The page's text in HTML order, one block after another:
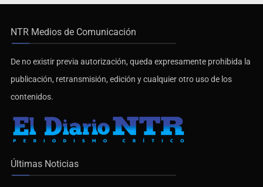
NTR Medios de Comunicación
De no existir previa autorización, queda expresamente prohibida la
publicación, retransmisión, edición y cualquier otro uso de los
contenidos.
Últimas Noticias